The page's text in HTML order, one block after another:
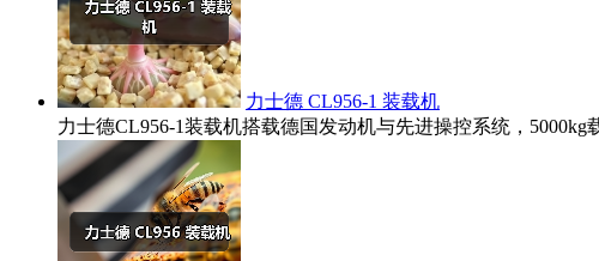
力士德 CL956-1 装载机
力士德CL956-1装载机搭载德国发动机与先进操控系统，